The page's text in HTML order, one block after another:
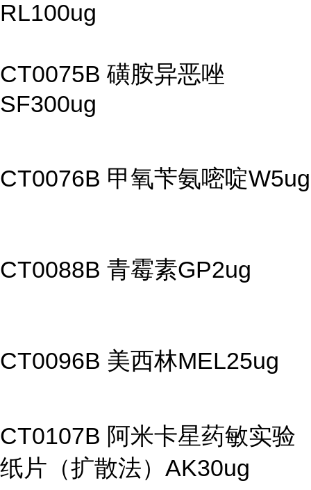
RL100ug
CT0075B 磺胺异恶唑
SF300ug
CT0076B 甲氧苄氨嘧啶W5ug
CT0088B 青霉素GP2ug
CT0096B 美西林MEL25ug
CT0107B 阿米卡星药敏实验
纸片（扩散法）AK30ug